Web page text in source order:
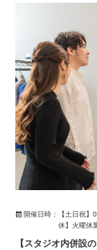
大切な家族と一緒に
開催日時：
【土日祝
休】火曜休
【スタジオ内併設